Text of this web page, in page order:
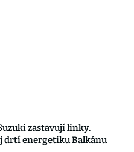
zastavují linky.
drtí energetiku Balkánu